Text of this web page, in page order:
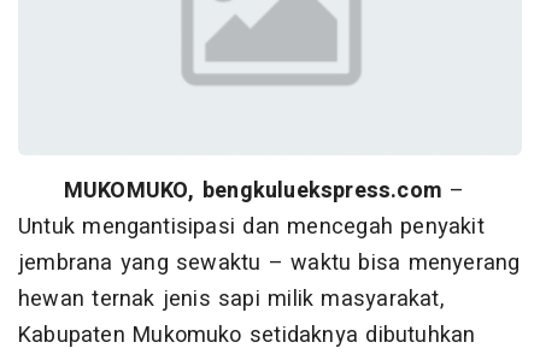
MUKOMUKO, bengkuluekspress.com –
Untuk mengantisipasi dan mencegah penyakit
jembrana yang sewaktu – waktu bisa menyerang
hewan ternak jenis sapi milik masyarakat,
Kabupaten Mukomuko setidaknya dibutuhkan